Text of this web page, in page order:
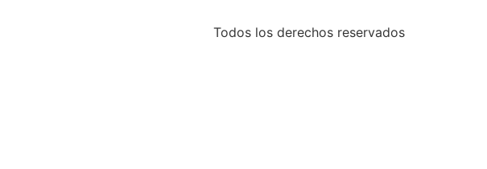
Todos los derechos reservados